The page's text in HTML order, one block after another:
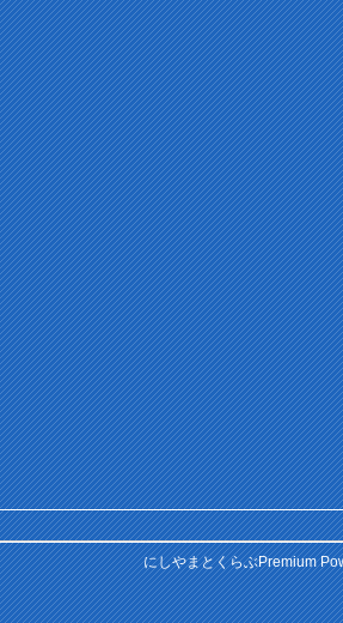
にしやまとくらぶPremium